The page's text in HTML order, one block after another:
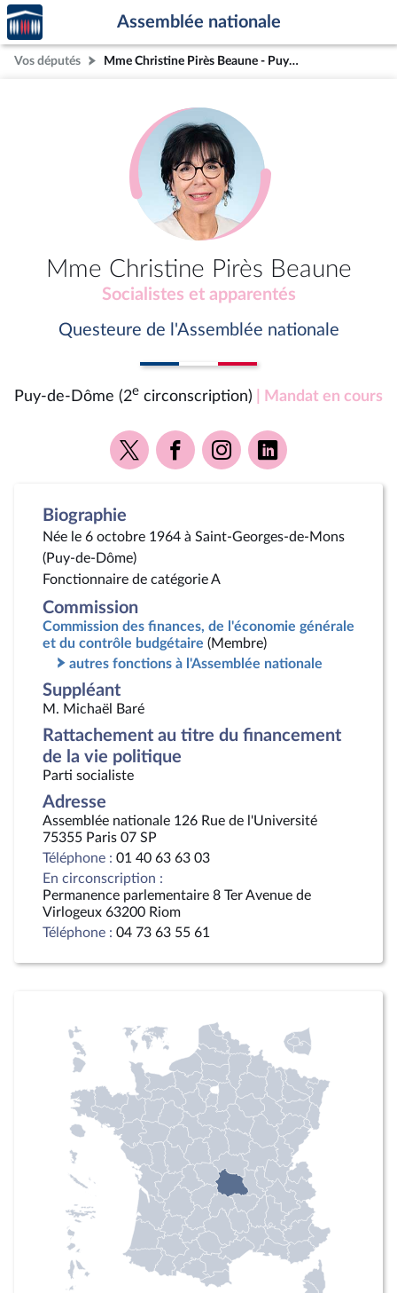
Aller au contenu
Aller en bas de la page
Accèder
à la
page
d'accueil
Assemblée nationale
Vos députés Mme Christine Pirès Beaune - Puy-de-Dôme (2e circonscription)
Mme Christine Pirès Beaune
Socialistes et apparentés
Questeure de l'Assemblée nationale
Puy-de-Dôme (2e circonscription) | Mandat en cours
Voir
la
Voir
la
Voir
la
Voir
la
Biographie
Née le 6 octobre 1964 à Saint-Georges-de-Mons
(Puy-de-Dôme)
Fonctionnaire de catégorie A
Commission
Commission des finances, de l'économie générale
et du contrôle budgétaire (Membre)
autres fonctions à l'Assemblée nationale
Suppléant
M. Michaël Baré
Rattachement au titre du financement
de la vie politique
Parti socialiste
Adresse
Assemblée nationale 126 Rue de l'Université
75355 Paris 07 SP
Téléphone : 01 40 63 63 03
En circonscription :
Permanence parlementaire 8 Ter Avenue de
Virlogeux 63200 Riom
Téléphone : 04 73 63 55 61